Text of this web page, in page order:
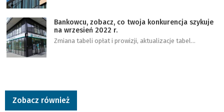
Bankowcu, zobacz, co twoja konkurencja szykuje
na wrzesień 2022 r.
Zmiana tabeli opłat i prowizji, aktualizacje tabel…
Zobacz również